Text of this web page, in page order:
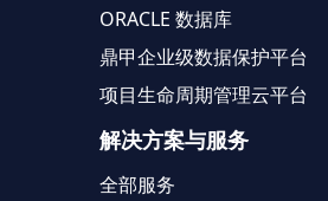
ORACLE 数据库
鼎甲企业级数据保护平台
项目生命周期管理云平台
解决方案与服务
全部服务